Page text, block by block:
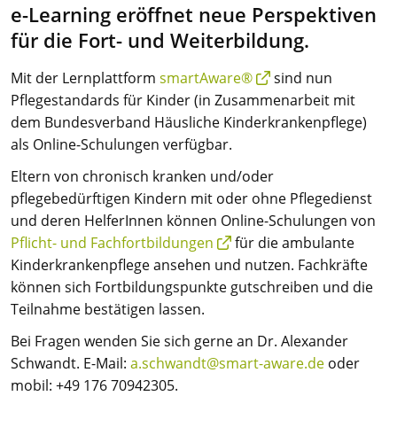
e-Learning eröffnet neue Perspektiven
für die Fort- und Weiterbildung.
Mit der Lernplattform smartAware®
sind nun
Pflegestandards für Kinder (in Zusammenarbeit mit
dem Bundesverband Häusliche Kinderkrankenpflege)
als Online-Schulungen verfügbar.
Eltern von chronisch kranken und/oder
pflegebedürftigen Kindern mit oder ohne Pflegedienst
und deren HelferInnen können Online-Schulungen von
Pflicht- und Fachfortbildungen
für die ambulante
Kinderkrankenpflege ansehen und nutzen. Fachkräfte
können sich Fortbildungspunkte gutschreiben und die
Teilnahme bestätigen lassen.
Bei Fragen wenden Sie sich gerne an Dr. Alexander
Schwandt. E-Mail: a.schwandt@smart-aware.de oder
mobil: +49 176 70942305.